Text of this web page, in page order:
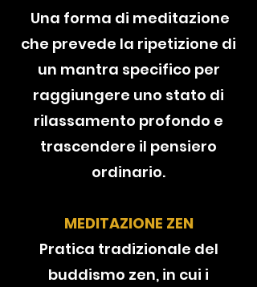
Una forma di meditazione
che prevede la ripetizione di
un mantra specifico per
raggiungere uno stato di
rilassamento profondo e
trascendere il pensiero
ordinario.
MEDITAZIONE ZEN
Pratica tradizionale del
buddismo zen, in cui i